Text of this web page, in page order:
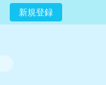
新規登録